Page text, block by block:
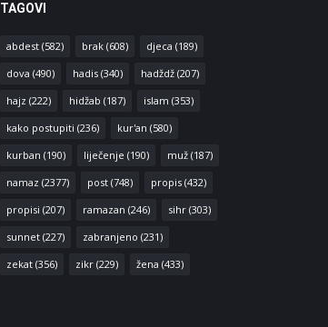
TAGOVI
abdest(582) brak(608) djeca (189)
dova (490) hadis(340) hadždž(207)
hajz (222) hidžab (187) islam (353)
kako postupiti (236) kur'an (580)
kurban (190) liječenje (190) muž(187)
namaz (2377) post(748) propis(432)
propisi (207) ramazan (246) sihr(303)
sunnet(227) zabranjeno (231)
zekat(356) zikr(229) žena (433)